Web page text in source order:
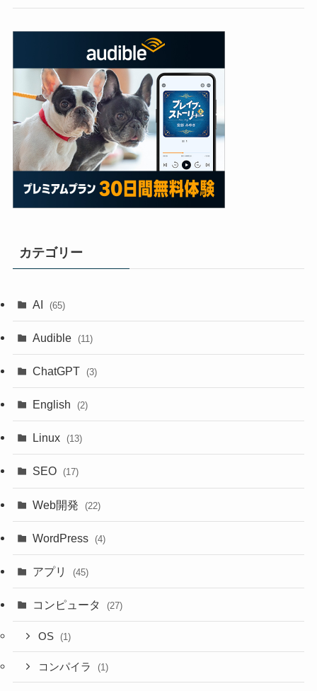
カテゴリー
AI (65)
Audible (11)
ChatGPT (3)
English (2)
Linux (13)
SEO (17)
Web開発 (22)
WordPress (4)
アプリ (45)
コンピュータ (27)
OS (1)
コンパイラ (1)